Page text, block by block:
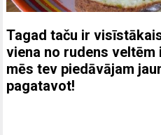
Tagad taču ir
viena no rudens
mēs tev piedāvājam
pagatavot!